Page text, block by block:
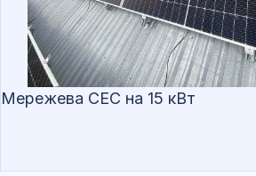
Мережева СЕС на 15 кВт